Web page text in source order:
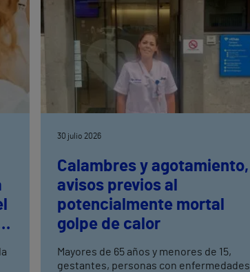
30 julio 2026
Calambres y agotamiento,
avisos previos al
potencialmente mortal
golpe de calor
Mayores de 65 años y menores de 15,
gestantes, personas con enfermedades